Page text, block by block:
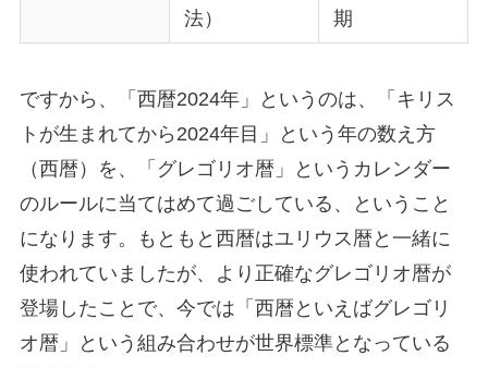
法）
期
ですから、「西暦2024年」というのは、「キリス
トが生まれてから2024年目」という年の数え方
（西暦）を、「グレゴリオ暦」というカレンダー
のルールに当てはめて過ごしている、ということ
になります。もともと西暦はユリウス暦と一緒に
使われていましたが、より正確なグレゴリオ暦が
登場したことで、今では「西暦といえばグレゴリ
オ暦」という組み合わせが世界標準となっている